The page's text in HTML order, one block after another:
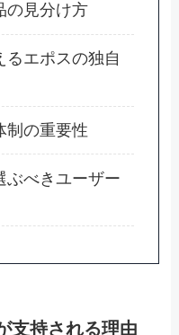
の見分け方
るエポスの独自
制の重要性
ぶべきユーザー
支持される理由